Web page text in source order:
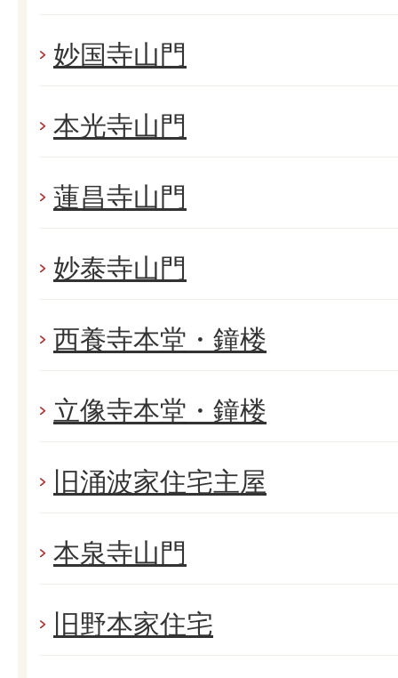
妙国寺山門
本光寺山門
蓮昌寺山門
妙泰寺山門
西養寺本堂・鐘楼
立像寺本堂・鐘楼
旧涌波家住宅主屋
本泉寺山門
旧野本家住宅